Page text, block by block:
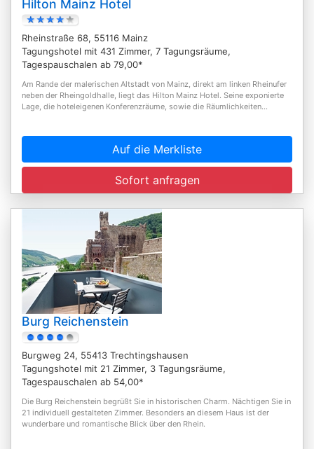
Hilton Mainz Hotel
Rheinstraße 68, 55116 Mainz
Tagungshotel mit 431 Zimmer, 7 Tagungsräume,
Tagespauschalen ab 79,00*
Am Rande der malerischen Altstadt von Mainz, direkt am linken Rheinufer
neben der Rheingoldhalle, liegt das Hilton Mainz Hotel. Seine exponierte
Lage, die hoteleigenen Konferenzräume, sowie die Räumlichkeiten...
Auf die Merkliste
Sofort anfragen
Burg Reichenstein
Burgweg 24, 55413 Trechtingshausen
Tagungshotel mit 21 Zimmer, 3 Tagungsräume,
Tagespauschalen ab 54,00*
Die Burg Reichenstein begrüßt Sie in historischen Charm. Nächtigen Sie in
21 individuell gestalteten Zimmer. Besonders an diesem Haus ist der
wunderbare und romantische Blick über den Rhein.